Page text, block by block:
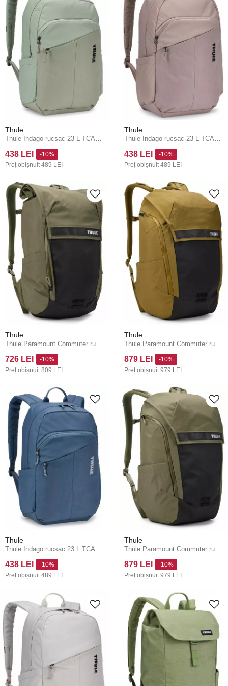
Thule
438 LEI
Preț obișnuit 489 LEI
-10%
Thule
438 LEI
Preț obișnuit 489 LEI
-10%
Thule
726 LEI
Preț obișnuit 809 LEI
-10%
Thule
879 LEI
Preț obișnuit 979 LEI
-10%
Thule
Thule Indago rucsac 23 L TCAM7116 - Dark Slate
438 LEI
Preț obișnuit 489 LEI
-10%
Thule
Thule Paramount Commuter rucsac 28 l TPBBP328 - Soft Green
879 LEI
Preț obișnuit 979 LEI
-10%